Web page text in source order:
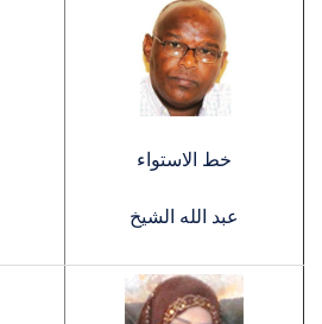
خط الاستواء
عبد الله الشيخ